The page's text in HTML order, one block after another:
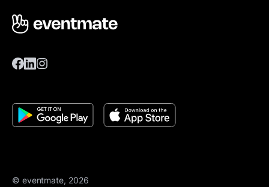
© eventmate, 2026